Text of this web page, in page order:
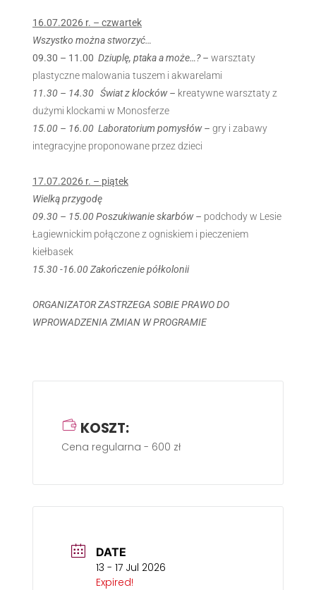
16.07.2026 r. – czwartek
Wszystko można stworzyć…
09.30 – 11.00 Dziuplę, ptaka a może…? – warsztaty
plastyczne malowania tuszem i akwarelami
11.30 – 14.30 Świat z klocków – kreatywne warsztaty z
dużymi klockami w Monosferze
15.00 – 16.00 Laboratorium pomysłów – gry i zabawy
integracyjne proponowane przez dzieci
17.07.2026 r. – piątek
Wielką przygodę
09.30 – 15.00 Poszukiwanie skarbów – podchody w Lesie
Łagiewnickim połączone z ogniskiem i pieczeniem
kiełbasek
15.30 -16.00 Zakończenie półkolonii
ORGANIZATOR ZASTRZEGA SOBIE PRAWO DO
WPROWADZENIA ZMIAN W PROGRAMIE
KOSZT:
Cena regularna - 600 zł
DATE
13 - 17 Jul 2026
Expired!